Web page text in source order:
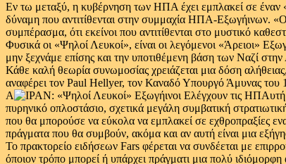
Εν τω μεταξύ, η κυβέρνηση των ΗΠΑ έχει εμπλακεί σε έναν
δύναμη που αντιτίθενται στην συμμαχία ΗΠΑ-Εξωγήινων.
συμπέρασμα, ότι εκείνοι που αντιτίθενται στο μυστικό
Φυσικά οι «Ψηλοί Λευκοί», είναι οι λεγόμενοι «Άρειοι»
μην ξεχνάμε επίσης και την υποτιθέμενη βάση των Ναζί
Κάθε καλή θεωρία συνωμοσίας χρειάζεται μια δόση
αναφέρει τον Paul Hellyer, τον Καναδό Υπουργό Άμυνας του
Α
πυρηνικό οπλοστάσιο, σχετικά μεγάλη συμβατική
που θα μπορούσε να εύκολα να εμπλακεί σε εχθροπραξίες
πράγματα που θα συμβούν, ακόμα και αν αυτή είναι μια
Το πρακτορείο ειδήσεων Fars φέρεται να συνδέεται με
όποιον τρόπο μπορεί ή υπάρχει πράγματι μια πολύ